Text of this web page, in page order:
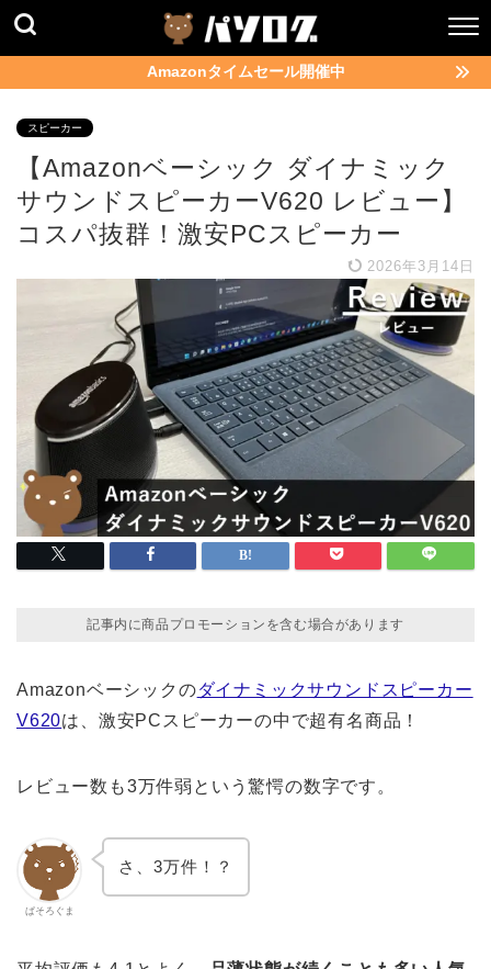
Amazonタイムセール開催中
スピーカー
【Amazonベーシック ダイナミック
サウンドスピーカーV620 レビュー】
コスパ抜群！激安PCスピーカー
2026年3月14日
記事内に商品プロモーションを含む場合があります
Amazonベーシックのダイナミックサウンドスピーカー
V620は、激安PCスピーカーの中で超有名商品！
レビュー数も3万件弱という驚愕の数字です。
ぱそろぐま
さ、3万件！？